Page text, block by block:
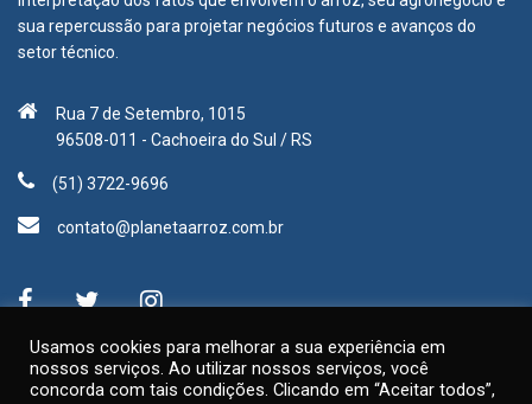
sua repercussão para projetar negócios futuros e avanços do
setor técnico.
Rua 7 de Setembro, 1015
96508-011 - Cachoeira do Sul / RS
(51) 3722-9696
contato@planetaarroz.com.br
Usamos cookies para melhorar a sua experiência em
nossos serviços. Ao utilizar nossos serviços, você
concorda com tais condições. Clicando em “Aceitar todos”,